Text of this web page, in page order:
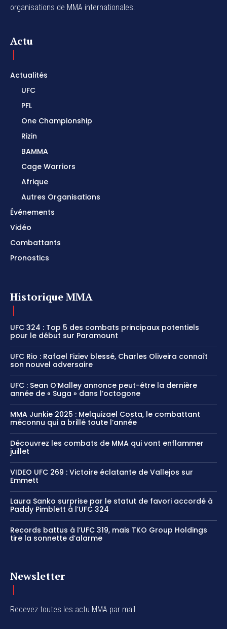
organisations de MMA internationales.
Actu
Actualités
UFC
PFL
One Championship
Rizin
BAMMA
Cage Warriors
Afrique
Autres Organisations
Événements
Vidéo
Combattants
Pronostics
Historique MMA
UFC 324 : Top 5 des combats principaux potentiels
pour le début sur Paramount
UFC Rio : Rafael Fiziev blessé, Charles Oliveira connaît
son nouvel adversaire
UFC : Sean O’Malley annonce peut-être la dernière
année de « Suga » dans l’octogone
MMA Junkie 2025 : Melquizael Costa, le combattant
méconnu qui a brillé toute l’année
Découvrez les combats de MMA qui vont enflammer
juillet
VIDEO UFC 269 : Victoire éclatante de Vallejos sur
Emmett
Laura Sanko surprise par le statut de favori accordé à
Paddy Pimblett à l’UFC 324
Records battus à l’UFC 319, mais TKO Group Holdings
tire la sonnette d’alarme
Newsletter
Recevez toutes les actu MMA par mail